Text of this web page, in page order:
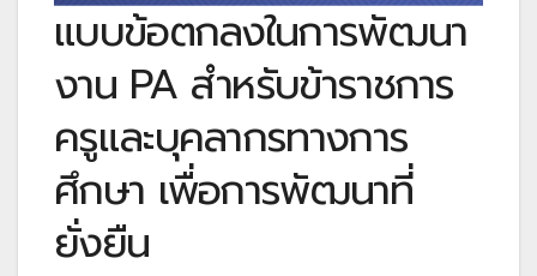
แบบข้อตกลงในการพัฒนา
งาน PA สำหรับข้าราชการ
ครูและบุคลากรทางการ
ศึกษา เพื่อการพัฒนาที่
ยั่งยืน